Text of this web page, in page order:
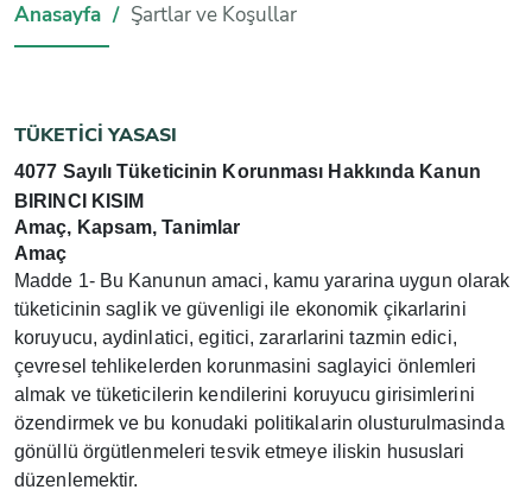
Anasayfa Şartlar ve Koşullar
TÜKETİCİ YASASI
4077 Sayılı Tüketicinin Korunması Hakkında Kanun
BIRINCI KISIM
Amaç, Kapsam, Tanimlar
Amaç
Madde 1- Bu Kanunun amaci, kamu yararina uygun olarak
tüketicinin saglik ve güvenligi ile ekonomik çikarlarini
koruyucu, aydinlatici, egitici, zararlarini tazmin edici,
çevresel tehlikelerden korunmasini saglayici önlemleri
almak ve tüketicilerin kendilerini koruyucu girisimlerini
özendirmek ve bu konudaki politikalarin olusturulmasinda
gönüllü örgütlenmeleri tesvik etmeye iliskin hususlari
düzenlemektir.